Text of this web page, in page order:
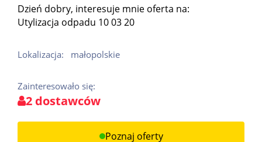
Dzień dobry, interesuje mnie oferta na:
Utylizacja odpadu 10 03 20
Lokalizacja: małopolskie
Zainteresowało się:
2 dostawców
Poznaj oferty